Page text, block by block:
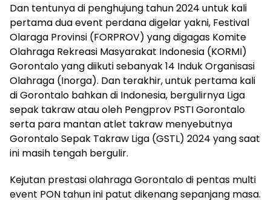
Dan tentunya di penghujung tahun 2024 untuk kali
pertama dua event perdana digelar yakni, Festival
Olaraga Provinsi (FORPROV) yang digagas Komite
Olahraga Rekreasi Masyarakat Indonesia (KORMI)
Gorontalo yang diikuti sebanyak 14 Induk Organisasi
Olahraga (Inorga). Dan terakhir, untuk pertama kali
di Gorontalo bahkan di Indonesia, bergulirnya Liga
sepak takraw atau oleh Pengprov PSTI Gorontalo
serta para mantan atlet takraw menyebutnya
Gorontalo Sepak Takraw Liga (GSTL) 2024 yang saat
ini masih tengah bergulir.
Kejutan prestasi olahraga Gorontalo di pentas multi
event PON tahun ini patut dikenang sepanjang masa.